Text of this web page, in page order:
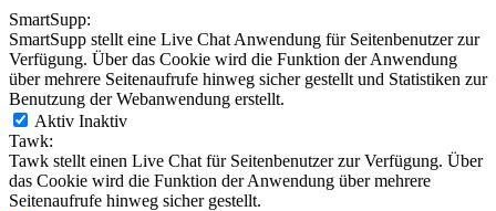
SmartSupp:
SmartSupp stellt eine Live Chat Anwendung für Seitenbenutzer zur
Verfügung. Über das Cookie wird die Funktion der Anwendung
über mehrere Seitenaufrufe hinweg sicher gestellt und Statistiken zur
Benutzung der Webanwendung erstellt.
Aktiv Inaktiv
Tawk:
Tawk stellt einen Live Chat für Seitenbenutzer zur Verfügung. Über
das Cookie wird die Funktion der Anwendung über mehrere
Seitenaufrufe hinweg sicher gestellt.